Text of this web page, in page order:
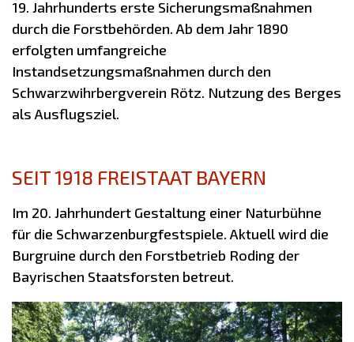
19. Jahrhunderts erste Sicherungsmaßnahmen
durch die Forstbehörden. Ab dem Jahr 1890
erfolgten umfangreiche
Instandsetzungsmaßnahmen durch den
Schwarzwihrbergverein Rötz. Nutzung des Berges
als Ausflugsziel.
SEIT 1918 FREISTAAT BAYERN
Im 20. Jahrhundert Gestaltung einer Naturbühne
für die Schwarzenburgfestspiele. Aktuell wird die
Burgruine durch den Forstbetrieb Roding der
Bayrischen Staatsforsten betreut.